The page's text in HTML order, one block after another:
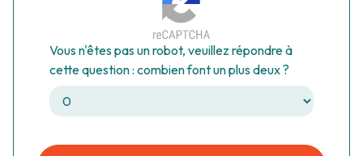
Vous n'êtes pas un robot, veuillez répondre à
cette question : combien font un plus deux ?